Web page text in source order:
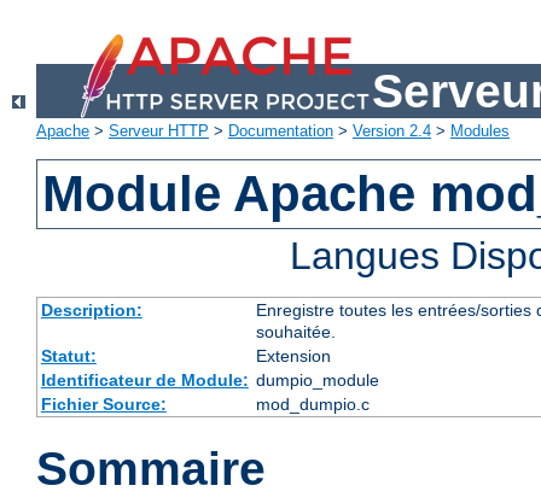
Apache > Serveur HTTP > Documentation > Version 2.4 > Modules
Module Apache
Langues
Description:
Enregistre toutes les entrées/
souhaitée.
Statut:
Extension
Identificateur de Module: dumpio_module
Fichier Source:
mod_dumpio.c
Sommaire